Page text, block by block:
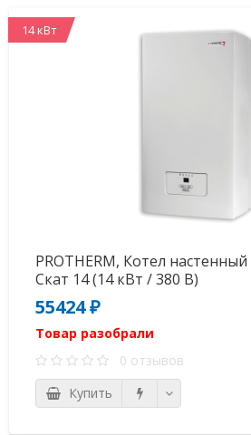
14 кВт
PROTHERM, Котел
Скат 14 (14 кВт / 380 В)
55424 ₽
Товар разобрали
0 отзывов
Купить